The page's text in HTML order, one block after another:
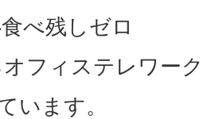
べ残しゼロ
フィステレワーク
います。